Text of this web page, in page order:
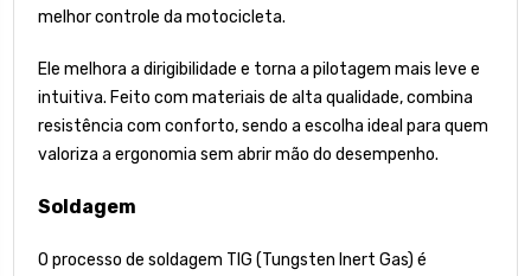
melhor controle da motocicleta.
Ele melhora a dirigibilidade e torna a pilotagem mais leve e
intuitiva. Feito com materiais de alta qualidade, combina
resistência com conforto, sendo a escolha ideal para quem
valoriza a ergonomia sem abrir mão do desempenho.
Soldagem
O processo de soldagem TIG (Tungsten Inert Gas) é